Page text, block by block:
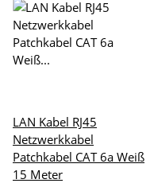
LAN Kabel RJ45
Netzwerkkabel
Patchkabel CAT 6a Weiß
15 Meter